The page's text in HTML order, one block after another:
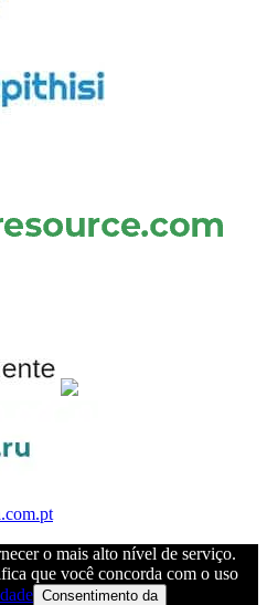
o mais alto nível de serviço.
que você concorda com o uso
Consentimento da